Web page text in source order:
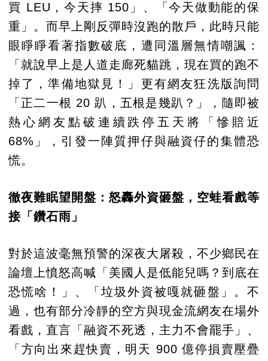
買 LEU，今天摔 150」、「今天做動能的保
重」。而早上剛反彈時沒跑的散戶，此時只能
眼睜睜看著指數破底，遭同溫層無情嘲諷：
「就說早上是人道走廊死貓跳，現在買的跑不
掉了，準備地獄見！」更有網友狂洗版詢問
「正二一根 20 趴，五根是幾趴？」，隨即被
熱心網友點破連續跌停五天將「慘賠近
68%」，引發一陣質押仔與融資仔的集體恐
慌。
徹夜難眠望開盤：怒轟外資砸盤，空蛙看戲等
接「鑽石雨」
對於這波毫無預警的深夜大屠殺，不少鄉民在
論壇上憤怒高喊「美國人是低能兒嗎？到底在
恐慌啥！」、「垃圾外資被嘎就砸盤」。不
過，也有部分冷靜的空方與現金流網友在場外
看戲，直言「融資不死透，主力不會罷手」、
「方向出來趕快賣，明天 900 億停損賣壓疊